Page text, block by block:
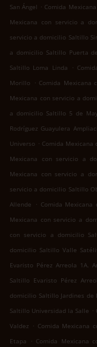
San Ángel . Comida
Mexicana con servicio a
servicio a domicilio Saltillo
a domicilio Saltillo Puerta
Saltillo Loma Linda
.
Morillo
. Comida Mexicana
Mexicana con servicio a
a domicilio Saltillo 5 de
Rodríguez Guayulera
Universo . Comida Mexicana
Mexicana con servicio a
Mexicana con servicio a
servicio a domicilio Saltillo
Allende
. Comida
Mexicana con servicio a
con servicio a domicilio
domicilio Saltillo Valle
Evaristo Pérez Arreola 1A.
Saltillo Evaristo Pérez
domicilio Saltillo Jardines de
Saltillo Universidad la Salle .
Valdez . Comida Mexicana
Etapa
. Comida Mexicana